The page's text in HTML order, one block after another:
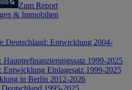
Zum Report
& Immobilien
Deutschland: Entwicklung 2004-
1999-2025
Entwicklung Einlagesatz 1999-2025
in Berlin 2012-2026
1995-2025